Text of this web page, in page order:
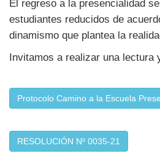
El regreso a la presencialidad
estudiantes reducidos de
dinamismo que plantea la
Invitamos a realizar una lectura